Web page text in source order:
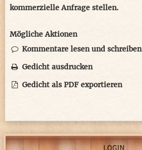
kommerzielle Anfrage stellen.
Mögliche Aktionen
Kommentare lesen und schreiben
Gedicht ausdrucken
Gedicht als PDF exportieren